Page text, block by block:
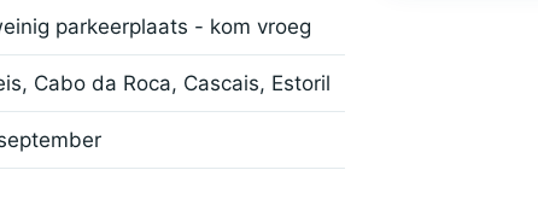
parkeerplaats - kom vroeg
Cabo da Roca, Cascais, Estoril